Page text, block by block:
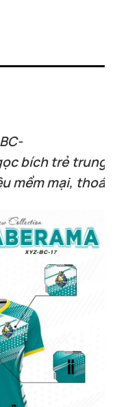
bích trẻ
mềm mại,